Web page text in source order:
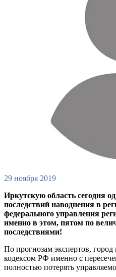
29 ноября 2019
Иркутскую область сегодня
последствий наводнения в
федерального управления
именно в этом, пятом по
последствиями!
По прогнозам экспертов,
кодексом РФ именно с
полностью потерять